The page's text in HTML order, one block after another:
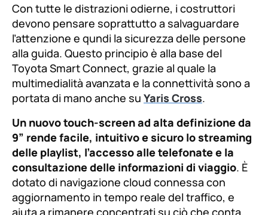
Con tutte le distrazioni odierne, i costruttori
devono pensare soprattutto a salvaguardare
l’attenzione e qundi la sicurezza delle persone
alla guida. Questo principio è alla base del
Toyota Smart Connect, grazie al quale la
multimedialità avanzata e la connettività sono a
portata di mano anche su Yaris Cross.
Un nuovo touch-screen ad alta definizione da
9” rende facile, intuitivo e sicuro lo streaming
delle playlist, l’accesso alle telefonate e la
consultazione delle informazioni di viaggio. È
dotato di navigazione cloud connessa con
aggiornamento in tempo reale del traffico, e
aiuta a rimanere concentrati su ciò che conta,